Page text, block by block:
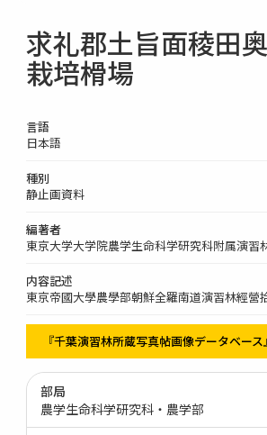
求礼郡土旨面稜田
栽培榾場
言語
日本語
種別
静止画資料
編著者
東京大学大学院農学生命科学研究科附属演習
内容記述
東京帝國大學農學部朝鮮全羅南道演習林經營
『千葉演習林所蔵写真帖画像データベー
部局
農学生命科学研究科・農学部